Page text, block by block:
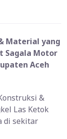
Material yang
Sagala Motor
Aceh
&
Las Ketok
di sekitar